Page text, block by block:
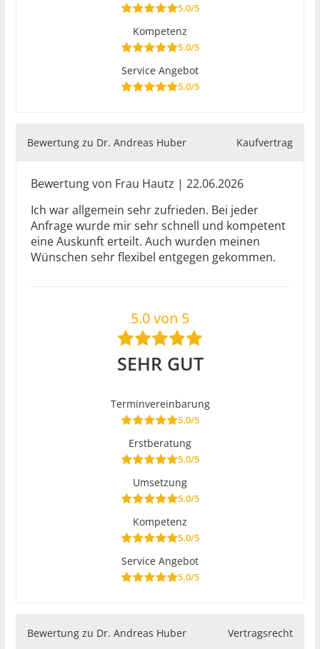
5.0/5
Kompetenz
5.0/5
Service Angebot
5.0/5
Bewertung zu Dr. Andreas Huber Kaufvertrag
Bewertung von Frau Hautz | 22.06.2026
Ich war allgemein sehr zufrieden. Bei jeder
Anfrage wurde mir sehr schnell und kompetent
eine Auskunft erteilt. Auch wurden meinen
Wünschen sehr flexibel entgegen gekommen.
5.0 von 5
SEHR GUT
Terminvereinbarung
5.0/5
Erstberatung
5.0/5
Umsetzung
5.0/5
Kompetenz
5.0/5
Service Angebot
5.0/5
Bewertung zu Dr. Andreas Huber Vertragsrecht